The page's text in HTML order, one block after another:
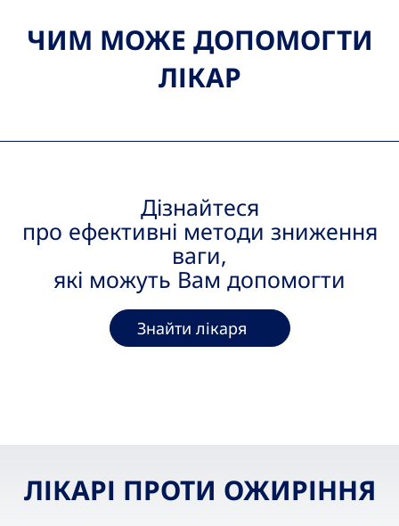
ЧИМ МОЖЕ ДОПОМОГТИ
ЛІКАР
Суворадієта —
швидший відкат
Швидка втрата ваги викликає набагато
припинення або послаблення дієти
Diet for rapid weight loss. MedlinePlus, NLM
Дізнайтеся
про ефективні методи зниження
ваги,
які можуть Вам допомогти
Знайти лікаря
ЛІКАРІ ПРОТИ ОЖИРІННЯ